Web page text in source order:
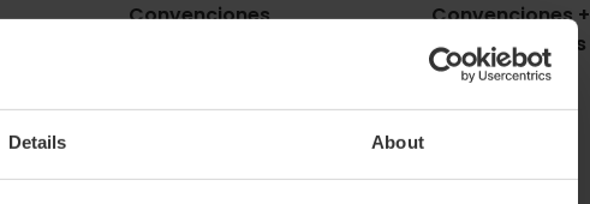
Details About
Convenciones
Convenciones +
presentaciones
m2:209
Cocktail:140